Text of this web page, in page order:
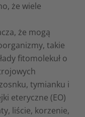
że wiele
że mogą
takie
fitomolekuł o
tymianku i
eteryczne (EO)
liście, korzenie,